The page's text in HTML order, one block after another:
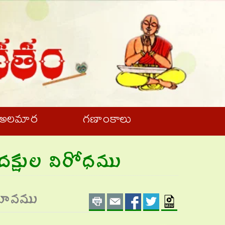
గణాంకాలు
విరోధము
PrintEmail
Share
on
Share
on